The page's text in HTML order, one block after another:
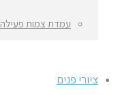
עמדת צמות פעילה
ציורי פנים